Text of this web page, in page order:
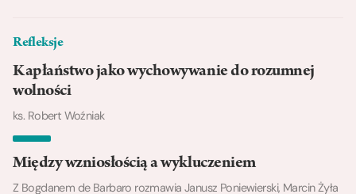
Refleksje
Kapłaństwo jako wychowywanie do rozumnej
wolności
ks. Robert Woźniak
Między wzniosłością a wykluczeniem
Z Bogdanem de Barbaro rozmawia Janusz Poniewierski, Marcin Żyła